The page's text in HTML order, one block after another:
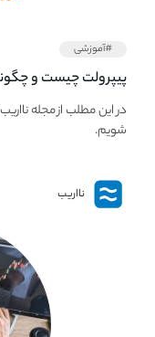
#آموزشی
پیپر‌ولت چیست و
PaperWallet
در این مطلب از مجله
شویم.
نااریب